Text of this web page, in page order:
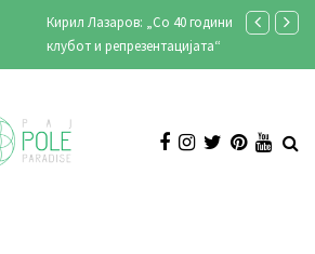
сум додадена вредност во